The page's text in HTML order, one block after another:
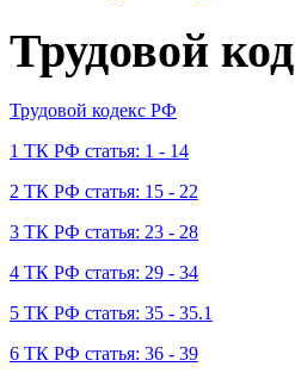
Трудовой
Трудовой кодекс РФ
1 ТК РФ статья: 1 - 14
2 ТК РФ статья: 15 - 22
3 ТК РФ статья: 23 - 28
4 ТК РФ статья: 29 - 34
5 ТК РФ статья: 35 - 35.1
6 ТК РФ статья: 36 - 39